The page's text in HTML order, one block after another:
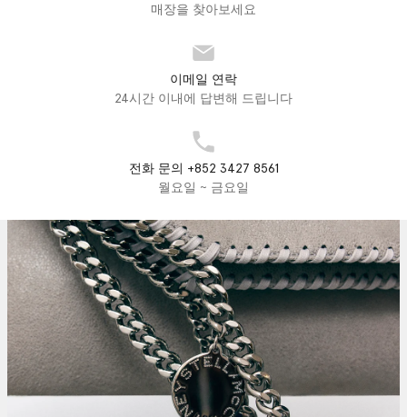
매장을 찾아보세요
이메일 연락
24시간 이내에 답변해 드립니다
전화 문의 +852 3427 8561
월요일 ~ 금요일